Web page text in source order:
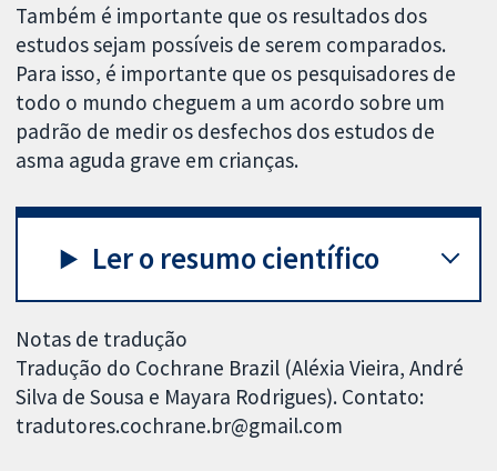
Também é importante que os resultados dos
estudos sejam possíveis de serem comparados.
Para isso, é importante que os pesquisadores de
todo o mundo cheguem a um acordo sobre um
padrão de medir os desfechos dos estudos de
asma aguda grave em crianças.
Ler o resumo científico
Notas de tradução
Tradução do Cochrane Brazil (Aléxia Vieira, André
Silva de Sousa e Mayara Rodrigues). Contato:
tradutores.cochrane.br@gmail.com